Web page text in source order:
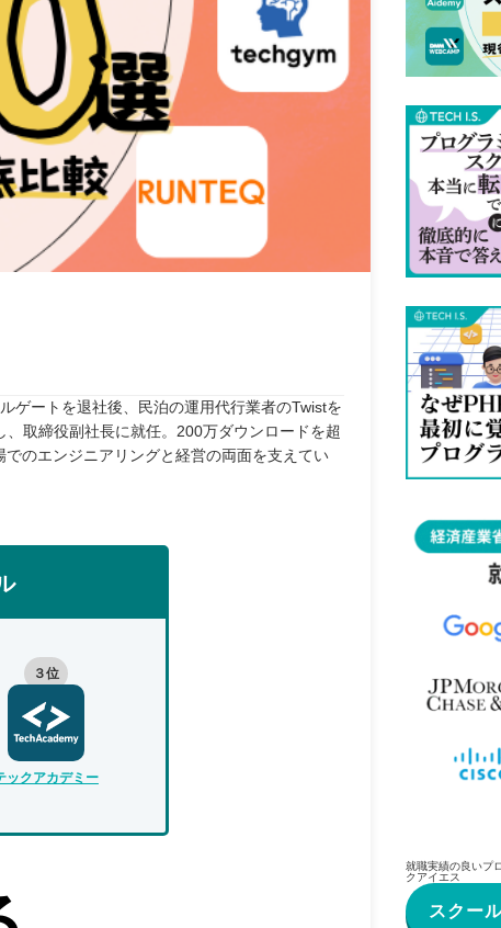
ゲートを退社後、民泊の運用代行業者のTwistを
取締役副社長に就任。200万ダウンロードを超
のエンジニアリングと経営の両面を支えてい
３位
ックアカデミー
就職実績の良いプ
クアイエス
スクー